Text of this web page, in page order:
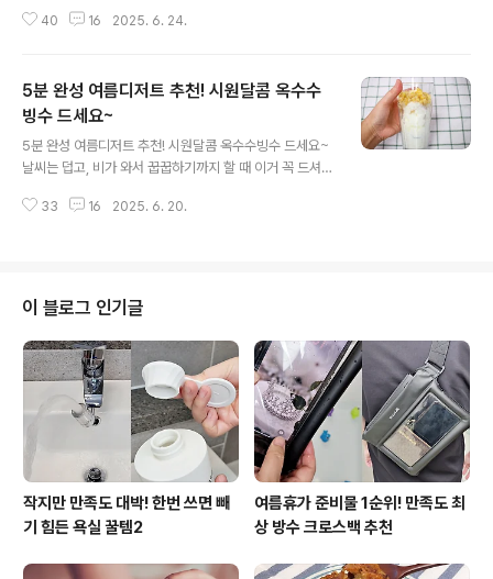
못하는 그런 레시피 찾으신다면 감자조림이 딱이랍니다^^
재료는 감자, 양파, 당근, 간장, 설탕, 다진마늘 준비했어요.
감자는 껍질을 벗기고 깨끗이 씻은 뒤 먹기 좋게 한입 크기
로 썰어주세요. 양파는 채 썰고 당근은 반달 형태로 썰어요.
저는 냉장고에 있던 남은 양파와 당근을 활용했는데 당근
은 생략해도 괜찮아요. 대신 당근을 넣으면 색감이 살아나
긴 해요^^ 썰어둔 감자를 전자레인지 용기에 담고 바닥에
40 16 2025. 6. 24.
5분 완성 여름디저트 추천! 시원달콤 옥수수
빙수 드세요~
5분 완성 여름디저트 추천! 시원달콤 옥수수빙수 드세요~
날씨는 덥고, 비가 와서 꿉꿉하기까지 할 때 이거 꼭 드셔보
맛으로 남녀노소 누구나 좋아하는 이색 빙수를 즐기실 수
원한 얼음, 달콤한 연유 이 세가지 조합이면 끝나요 ㅎㅎ 우
유를 통째 그대로 냉동실에 넣어서 얼려주세요. 1시간 정도
만 얼리면 딱 먹기 좋은 상태가 돼요. 캔옥수수는 흐르는 물
에 헹군 다음 물기를 빼 주세요. 물에 헹구지 않고 조리하시
면 짠맛이 그대로 남아 빙수가 짭조름한 맛이 날 수 있어요.
냉동실..
33 16 2025. 6. 20.
이 블로그 인기글
작지만 만족도 대박! 한번 쓰면 빼
기 힘든 욕실 꿀템2
여름휴가 준비물 1순위! 만족도 최
상 방수 크로스백 추천